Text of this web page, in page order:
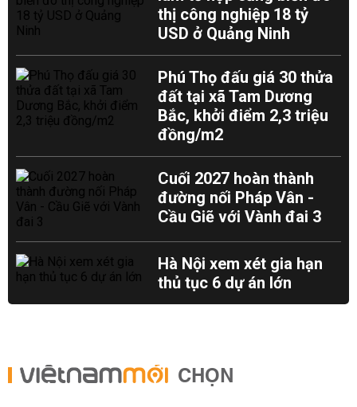
thị công nghiệp 18 tỷ
USD ở Quảng Ninh
Phú Thọ đấu giá 30 thửa
đất tại xã Tam Dương
Bắc, khởi điểm 2,3 triệu
đồng/m2
Cuối 2027 hoàn thành
đường nối Pháp Vân -
Cầu Giẽ với Vành đai 3
Hà Nội xem xét gia hạn
thủ tục 6 dự án lớn
CHỌN